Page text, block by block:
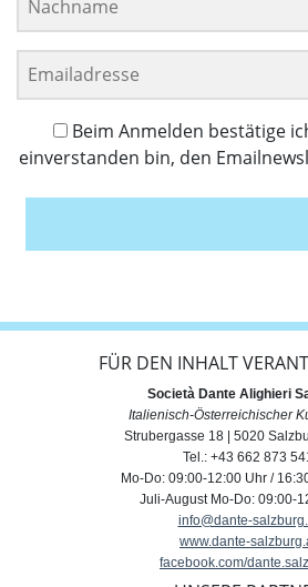
Beim Anmelden bestätige
einverstanden bin, den
FÜR DEN INHALT
Società Dante Alighieri
Italienisch-Österreichischer
Strubergasse 18 | 5020
Tel.: +43 662 873
Mo-Do: 09:00-12:00 Uhr /
Juli-August Mo-Do: 09:00-
info@dante-
www.dante-
facebook.com/